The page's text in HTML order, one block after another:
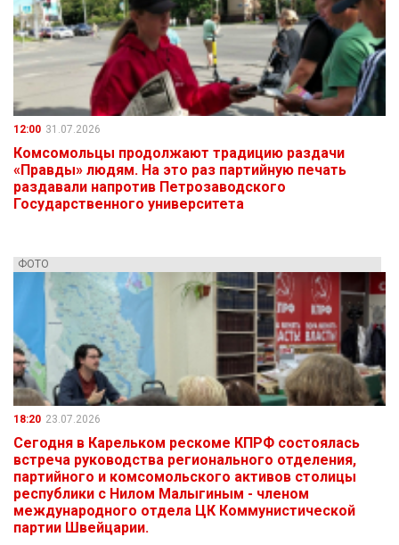
12:00 31.07.2026
Комсомольцы продолжают традицию раздачи
«Правды» людям. На это раз партийную печать
раздавали напротив Петрозаводского
Государственного университета
ФОТО
18:20 23.07.2026
Сегодня в Карельком рескоме КПРФ состоялась
встреча руководства регионального отделения,
партийного и комсомольского активов столицы
республики с Нилом Малыгиным - членом
международного отдела ЦК Коммунистической
партии Швейцарии.